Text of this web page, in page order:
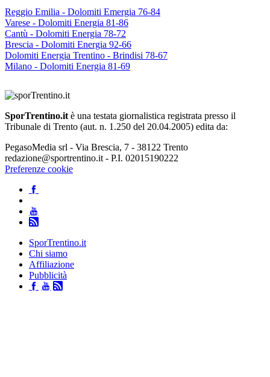
Reggio Emilia - Dolomiti Emergia 76-84
Varese - Dolomiti Energia 81-86
Cantù - Dolomiti Energia 78-72
Brescia - Dolomiti Energia 92-66
Dolomiti Energia Trentino - Brindisi 78-67
Milano - Dolomiti Energia 81-69
SporTrentino.it è una testata giornalistica registrata presso il
Tribunale di Trento (aut. n. 1.250 del 20.04.2005) edita da:
PegasoMedia srl - Via Brescia, 7 - 38122 Trento
redazione@sportrentino.it - P.I. 02015190222
Preferenze cookie
SporTrentino.it
Chi siamo
Affiliazione
Pubblicità